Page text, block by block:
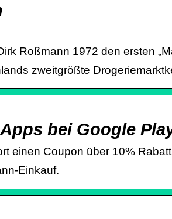
Roßmann 1972 den ersten
zweitgrößte
bei Google
einen Coupon über 10%
Einkauf.